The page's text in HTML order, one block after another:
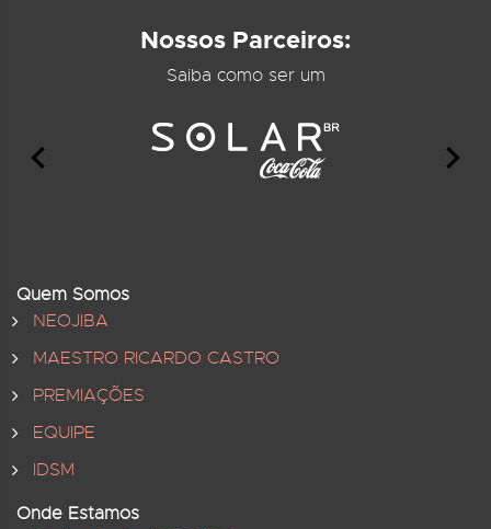
Nossos Parceiros:
Saiba como ser um
Quem Somos
NEOJIBA
MAESTRO RICARDO CASTRO
PREMIAÇÕES
EQUIPE
IDSM
Onde Estamos